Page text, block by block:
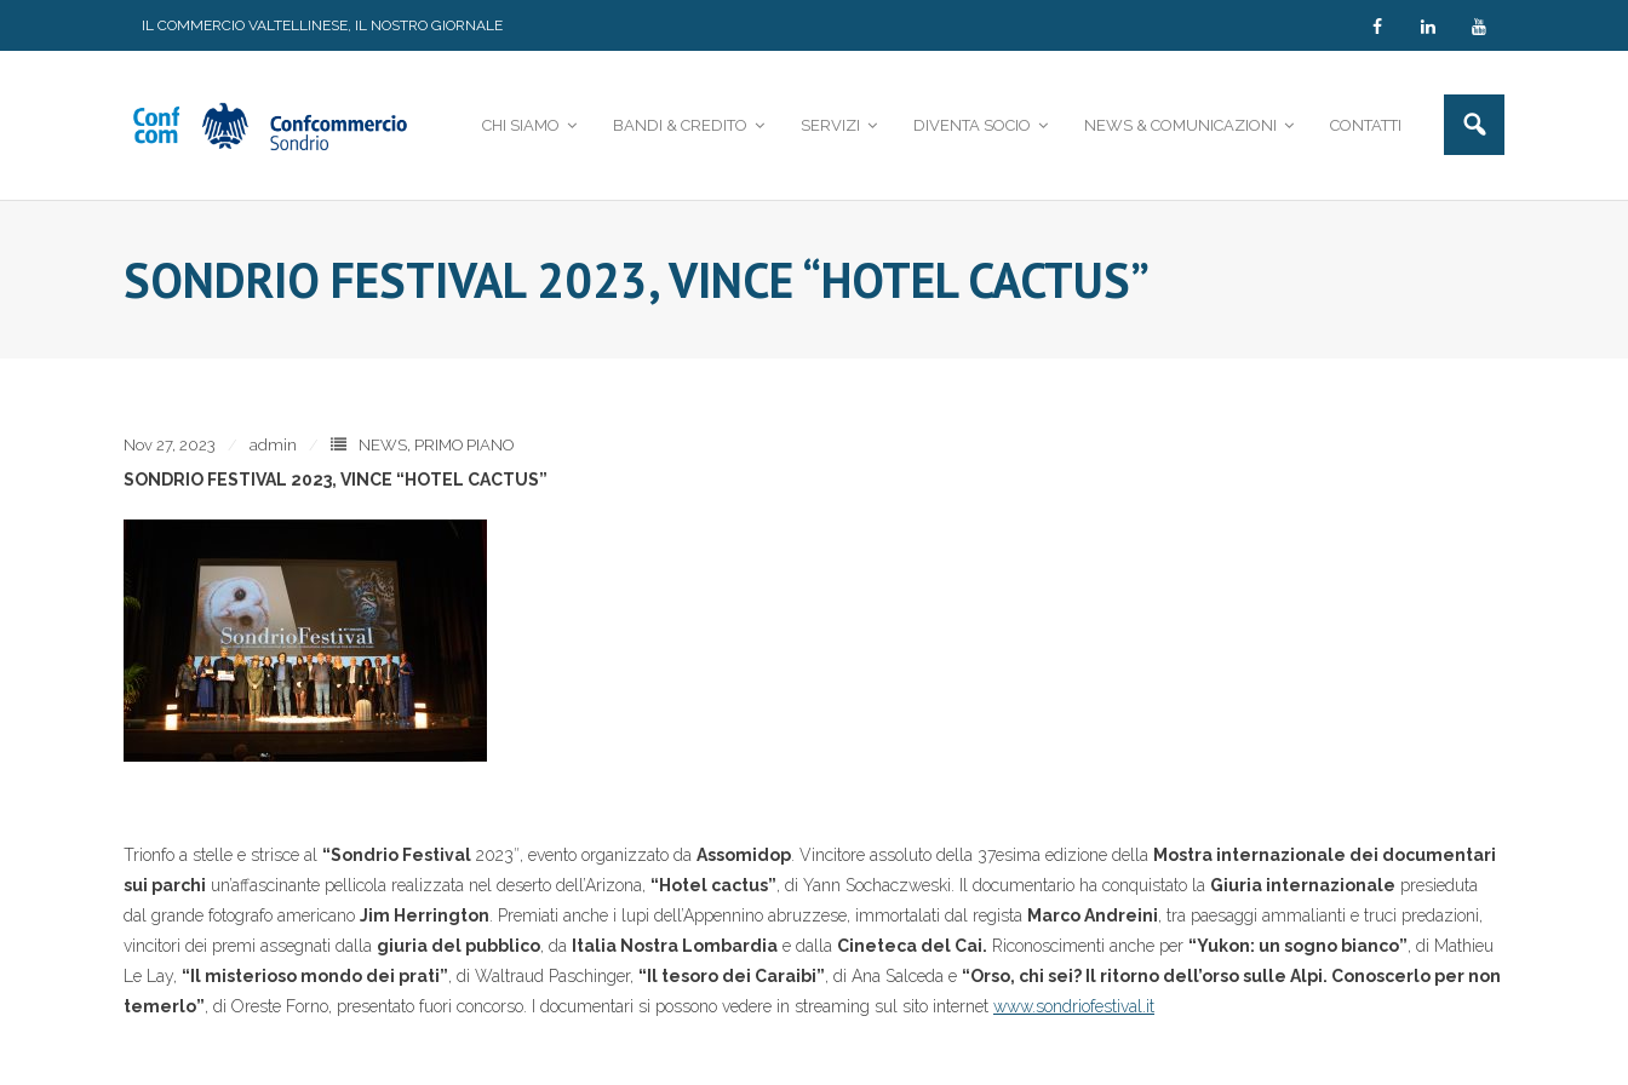
IL COMMERCIO VALTELLINESE, IL NOSTRO GIORNALE
CHI SIAMO BANDI & CREDITO SERVIZI DIVENTA SOCIO NEWS & COMUNICAZIONI CONTATTI
SONDRIO FESTIVAL 2023, VINCE “HOTEL CACTUS”
Nov 27, 2023 admin NEWS, PRIMO PIANO
SONDRIO FESTIVAL 2023, VINCE “HOTEL CACTUS”
Trionfo a stelle e strisce al “Sondrio Festival 2023″, evento organizzato da Assomidop . Vincitore assoluto della 37esima edizione della Mostra internazionale dei documentari
sui parchi un’affascinante pellicola realizzata nel deserto dell’Arizona, “Hotel cactus” , di Yann Sochaczweski. Il documentario ha conquistato la Giuria internazionale presieduta
dal grande fotografo americano Jim Herrington . Premiati anche i lupi dell’Appennino abruzzese, immortalati dal regista Marco Andreini , tra paesaggi ammalianti e truci predazioni,
vincitori dei premi assegnati dalla giuria del pubblico , da Italia Nostra Lombardia e dalla Cineteca del Cai. Riconoscimenti anche per “Yukon: un sogno bianco” , di Mathieu
Le Lay, “Il misterioso mondo dei prati” , di Waltraud Paschinger, “Il tesoro dei Caraibi” , di Ana Salceda e “Orso, chi sei? Il ritorno dell’orso sulle Alpi. Conoscerlo per non
temerlo” , di Oreste Forno, presentato fuori concorso. I documentari si possono vedere in streaming sul sito internet www.sondriofestival.it